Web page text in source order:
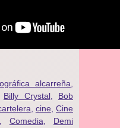
alcarreña
Billy Crystal, Bob
cine,Cine
Comedia
Demi